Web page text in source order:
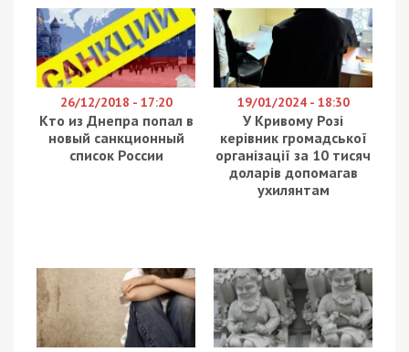
26/12/2018 - 17:20
Кто из Днепра попал в
новый санкционный
список России
19/01/2024 - 18:30
У Кривому Розі
керівник громадської
організації за 10 тисяч
доларів допомагав
ухилянтам